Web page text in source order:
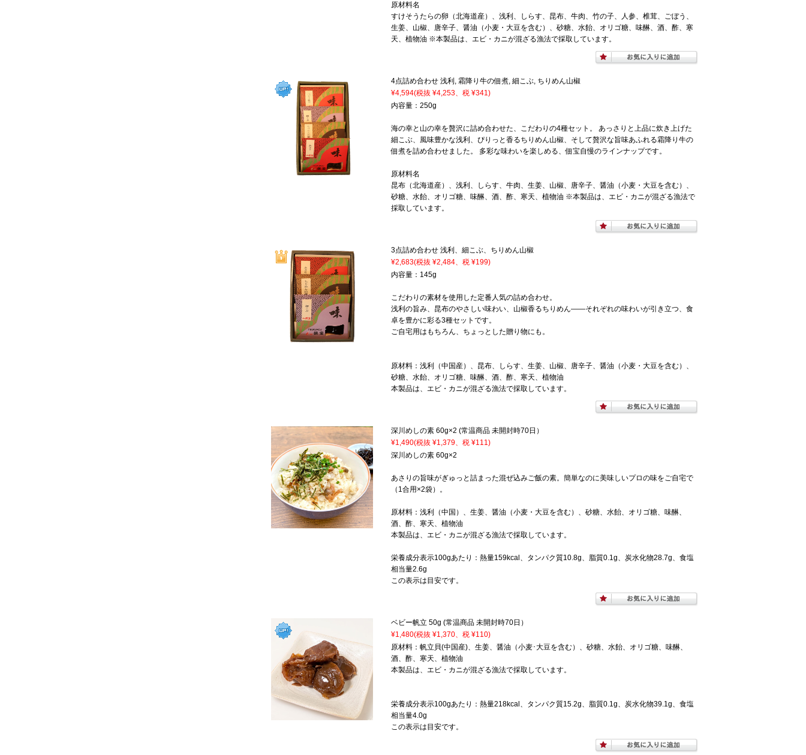
原材料名
すけそうたらの卵（北海道産）、浅利、しらす、昆布、牛肉、竹の子、人参、椎茸、ごぼう、
生姜、山椒、唐辛子、醤油（小麦・大豆を含む）、砂糖、水飴、オリゴ糖、味醂、酒、酢、寒
天、植物油 ※本製品は、エビ・カニが混ざる漁法で採取しています。
4点詰め合わせ 浅利, 霜降り牛の佃煮, 細こぶ, ちりめん山椒
¥4,594(税抜 ¥4,253、税 ¥341)
内容量：250g
海の幸と山の幸を贅沢に詰め合わせた、こだわりの4種セット。 あっさりと上品に炊き上げた
細こぶ、風味豊かな浅利、ぴりっと香るちりめん山椒、そして贅沢な旨味あふれる霜降り牛の
佃煮を詰め合わせました。 多彩な味わいを楽しめる、佃宝自慢のラインナップです。
原材料名
昆布（北海道産）、浅利、しらす、牛肉、生姜、山椒、唐辛子、醤油（小麦・大豆を含む）、
砂糖、水飴、オリゴ糖、味醂、酒、酢、寒天、植物油 ※本製品は、エビ・カニが混ざる漁法で
採取しています。
3点詰め合わせ 浅利、細こぶ、ちりめん山椒
¥2,683(税抜 ¥2,484、税 ¥199)
内容量：145g
こだわりの素材を使用した定番人気の詰め合わせ。
浅利の旨み、昆布のやさしい味わい、山椒香るちりめん——それぞれの味わいが引き立つ、食
卓を豊かに彩る3種セットです。
ご自宅用はもちろん、ちょっとした贈り物にも。
原材料：浅利（中国産）、昆布、しらす、生姜、山椒、唐辛子、醤油（小麦・大豆を含む）、
砂糖、水飴、オリゴ糖、味醂、酒、酢、寒天、植物油
本製品は、エビ・カニが混ざる漁法で採取しています。
深川めしの素 60g×2 (常温商品 未開封時70日）
¥1,490(税抜 ¥1,379、税 ¥111)
深川めしの素 60g×2
あさりの旨味がぎゅっと詰まった混ぜ込みご飯の素。簡単なのに美味しいプロの味をご自宅で
（1合用×2袋）。
原材料：浅利（中国）、生姜、醤油（小麦・大豆を含む）、砂糖、水飴、オリゴ糖、味醂、
酒、酢、寒天、植物油
本製品は、エビ・カニが混ざる漁法で採取しています。
栄養成分表示100gあたり：熱量159kcal、タンパク質10.8g、脂質0.1g、炭水化物28.7g、食塩
相当量2.6g
この表示は目安です。
ベビー帆立 50g (常温商品 未開封時70日）
¥1,480(税抜 ¥1,370、税 ¥110)
原材料：帆立貝(中国産)、生姜、醤油（小麦･大豆を含む）、砂糖、水飴、オリゴ糖、味醂、
酒、酢、寒天、植物油
本製品は、エビ・カニが混ざる漁法で採取しています。
栄養成分表示100gあたり：熱量218kcal、タンパク質15.2g、脂質0.1g、炭水化物39.1g、食塩
相当量4.0g
この表示は目安です。